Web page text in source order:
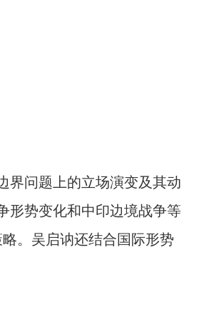
界问题上的立场演变及其动
形势变化和中印边境战争等
。吴启讷还结合国际形势